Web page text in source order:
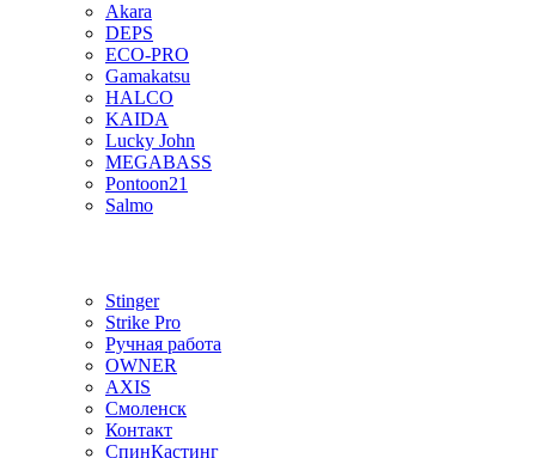
Akara
DEPS
ECO-PRO
Gamakatsu
HALCO
KAIDA
Lucky John
MEGABASS
Pontoon21
Salmo
Stinger
Strike Pro
Ручная работа
OWNER
AXIS
Смоленск
Контакт
СпинКастинг